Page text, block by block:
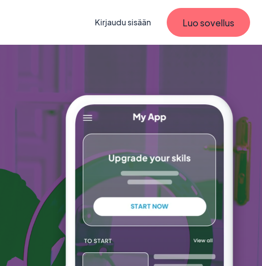
Kirjaudu sisään Luo sovellus